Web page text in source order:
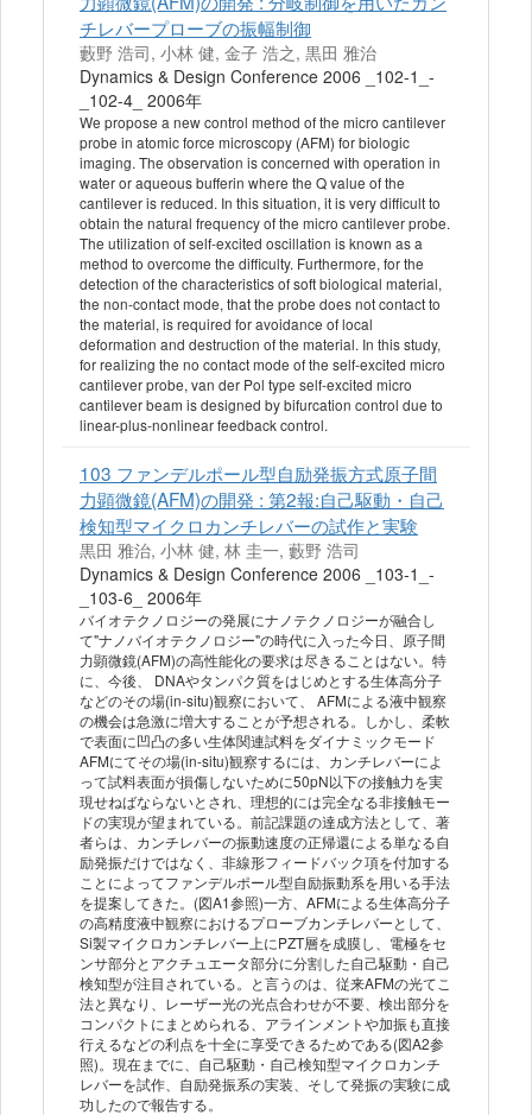
チレバープローブの振幅制御
藪野 浩司, 小林 健, 金子 浩之, 黒田 雅治
Dynamics & Design Conference 2006 _102-1_-
_102-4_ 2006年
We propose a new control method of the micro cantilever
probe in atomic force microscopy (AFM) for biologic
imaging. The observation is concerned with operation in
water or aqueous bufferin where the Q value of the
cantilever is reduced. In this situation, it is very difficult to
obtain the natural frequency of the micro cantilever probe.
The utilization of self-excited oscillation is known as a
method to overcome the difficulty. Furthermore, for the
detection of the characteristics of soft biological material,
the non-contact mode, that the probe does not contact to
the material, is required for avoidance of local
deformation and destruction of the material. In this study,
for realizing the no contact mode of the self-excited micro
cantilever probe, van der Pol type self-excited micro
cantilever beam is designed by bifurcation control due to
linear-plus-nonlinear feedback control.
103 ファンデルポール型自励発振方式原子間
力顕微鏡(AFM)の開発 : 第2報:自己駆動・自己
検知型マイクロカンチレバーの試作と実験
黒田 雅治, 小林 健, 林 圭一, 藪野 浩司
Dynamics & Design Conference 2006 _103-1_-
_103-6_ 2006年
バイオテクノロジーの発展にナノテクノロジーが融合し
て"ナノバイオテクノロジー"の時代に入った今日、原子間
力顕微鏡(AFM)の高性能化の要求は尽きることはない。特
に、今後、 DNAやタンパク質をはじめとする生体高分子
などのその場(in-situ)観察において、 AFMによる液中観察
の機会は急激に増大することが予想される。しかし、柔軟
で表面に凹凸の多い生体関連試料をダイナミックモード
AFMにてその場(in-situ)観察するには、カンチレバーによ
って試料表面が損傷しないために50pN以下の接触力を実
現せねばならないとされ、理想的には完全なる非接触モー
ドの実現が望まれている。前記課題の達成方法として、著
者らは、カンチレバーの振動速度の正帰還による単なる自
励発振だけではなく、非線形フィードバック項を付加する
ことによってファンデルポール型自励振動系を用いる手法
を提案してきた。(図A1参照)一方、AFMによる生体高分子
の高精度液中観察におけるプローブカンチレバーとして、
Si製マイクロカンチレバー上にPZT層を成膜し、電極をセ
ンサ部分とアクチュエータ部分に分割した自己駆動・自己
検知型が注目されている。と言うのは、従来AFMの光てこ
法と異なり、レーザー光の光点合わせが不要、検出部分を
コンパクトにまとめられる、アラインメントや加振も直接
行えるなどの利点を十全に享受できるためである(図A2参
照)。現在までに、自己駆動・自己検知型マイクロカンチ
レバーを試作、自励発振系の実装、そして発振の実験に成
功したので報告する。